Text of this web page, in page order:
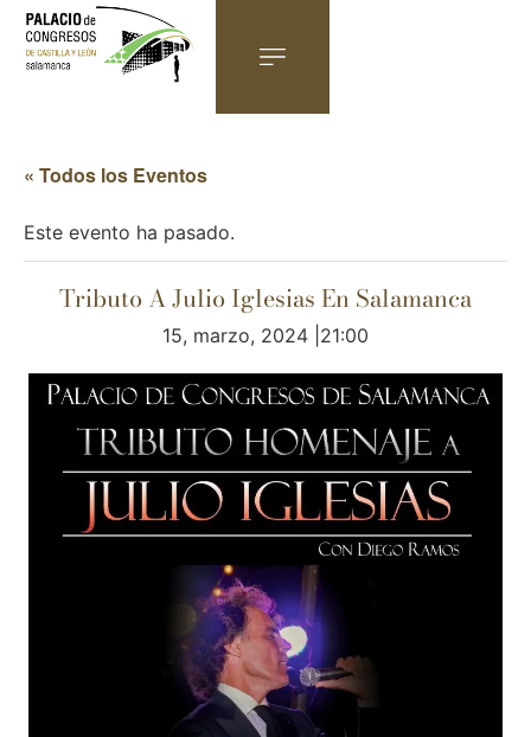
« Todos los Eventos
Este evento ha pasado.
Tributo A Julio Iglesias En Salamanca
15, marzo, 2024 |21:00